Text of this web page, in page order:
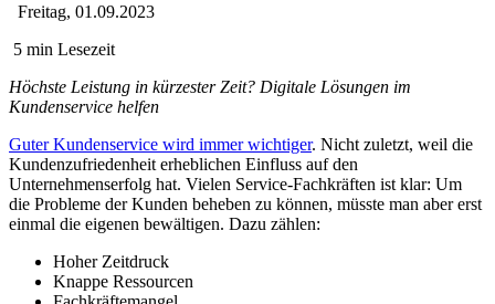
Freitag, 01.09.2023
5 min Lesezeit
Höchste Leistung in kürzester Zeit? Digitale Lösungen im
Kundenservice helfen
Guter Kundenservice wird immer wichtiger. Nicht zuletzt, weil die
Kundenzufriedenheit erheblichen Einfluss auf den
Unternehmenserfolg hat. Vielen Service-Fachkräften ist klar: Um
die Probleme der Kunden beheben zu können, müsste man aber erst
einmal die eigenen bewältigen. Dazu zählen:
Hoher Zeitdruck
Knappe Ressourcen